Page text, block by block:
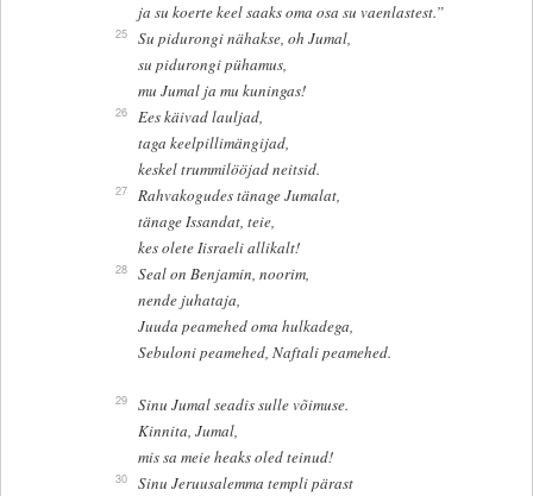
ja su koerte keel saaks oma osa su vaenlastest.”
25
Su pidurongi nähakse, oh Jumal,
su pidurongi pühamus,
mu Jumal ja mu kuningas!
26
Ees käivad lauljad,
taga keelpillimängijad,
keskel trummilööjad neitsid.
27
Rahvakogudes tänage Jumalat,
tänage Issandat, teie,
kes olete Iisraeli allikalt!
28
Seal on Benjamin, noorim,
nende juhataja,
Juuda peamehed oma hulkadega,
Sebuloni peamehed, Naftali peamehed.
29
Sinu Jumal seadis sulle võimuse.
Kinnita, Jumal,
mis sa meie heaks oled teinud!
30
Sinu Jeruusalemma templi pärast